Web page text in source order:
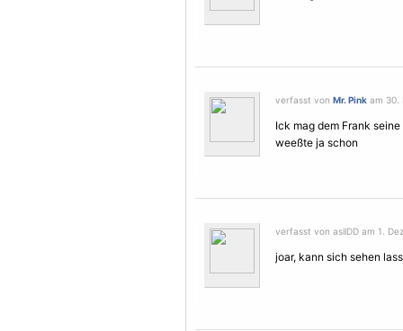
verfasst von Mr. Pink am 30.
Ick mag dem Frank
weeßte ja schon
verfasst von asilDD am 1.
joar, kann sich sehen